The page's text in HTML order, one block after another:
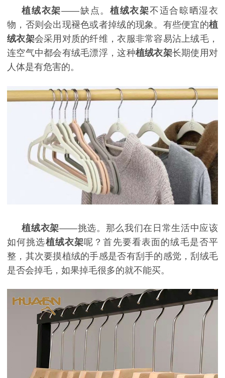
植绒衣架——缺点。 植绒衣架不适合晾晒湿衣
物，否则会出现褪色或者掉绒的现象。有些便宜的植
绒衣架会采用对质的纤维，衣服非常容易沾上绒毛，
连空气中都会有绒毛漂浮，这种植绒衣架长期使用对
人体是有危害的。
植绒衣架——挑选。那么我们在日常生活中应该
如何挑选植绒衣架呢？首先要看表面的绒毛是否平
整，其次要摸植绒的手感是否有刮手的感觉，刮绒毛
是否会掉毛，如果掉毛很多的就不能买。